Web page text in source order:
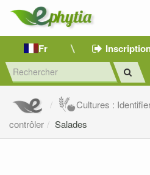
Fr
Cultures :
contrôler
Salades